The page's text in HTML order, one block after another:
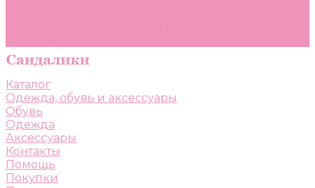
Каталог
Одежда, обувь и аксессуары
Обувь
Одежда
Аксессуары
Контакты
Помощь
Покупки